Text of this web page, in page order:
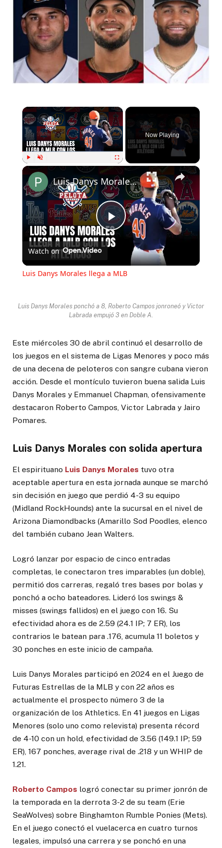
×
Play Fullscreen
Now Playing
×
Play
Video
Luis Danys Morales llega a MLB
Watch on
Luis Danys Morales llega a MLB
Luis Danys Morales ponchó a 8, Roberto Campos jonroneó y Victor
Labrada empujó 3 en Doble A.
Este miércoles 30 de abril continuó el desarrollo de
los juegos en el sistema de Ligas Menores y poco más
de una decena de peloteros con sangre cubana vieron
acción. Desde el montículo tuvieron buena salida Luis
Danys Morales y Emmanuel Chapman, ofensivamente
destacaron Roberto Campos, Victor Labrada y Jairo
Pomares.
Luis Danys Morales con solida apertura
El espirituano Luis Danys Morales tuvo otra
aceptable apertura en esta jornada aunque se marchó
sin decisión en juego que perdió 4-3 su equipo
(Midland RockHounds) ante la sucursal en el nivel de
Arizona Diamondbacks (Amarillo Sod Poodles, elenco
del también cubano Jean Walters.
Logró lanzar por espacio de cinco entradas
completas, le conectaron tres imparables (un doble),
permitió dos carreras, regaló tres bases por bolas y
ponchó a ocho bateadores. Lideró los swings &
misses (swings fallidos) en el juego con 16. Su
efectividad ahora es de 2.59 (24.1 IP; 7 ER), los
contrarios le batean para .176, acumula 11 boletos y
30 ponches en este inicio de campaña.
Luis Danys Morales participó en 2024 en el Juego de
Futuras Estrellas de la MLB y con 22 años es
actualmente el prospecto número 3 de la
organización de los Athletics. En 41 juegos en Ligas
Menores (solo uno como relevista) presenta récord
de 4-10 con un hold, efectividad de 3.56 (149.1 IP; 59
ER), 167 ponches, average rival de .218 y un WHIP de
1.21.
Roberto Campos logró conectar su primer jonrón de
la temporada en la derrota 3-2 de su team (Erie
SeaWolves) sobre Binghamton Rumble Ponies (Mets).
En el juego conectó el vuelacerca en cuatro turnos
legales, impulsó una carrera y se ponchó en una